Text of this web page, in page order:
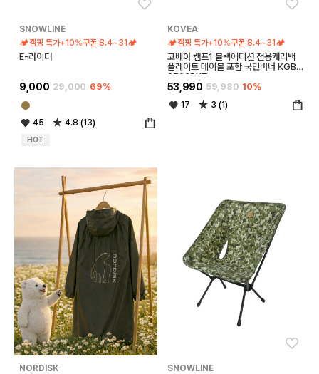
SNOWLINE
🏕️캠핑 특가+10%쿠폰 8.4~31🏕️
E-라이터
9,000 29,000 69%
45 4.8 (13)
HOT
KOVEA
🏕️캠핑 특가+10%쿠폰 8.4~31🏕️
코베아 캠프1 블랙에디션 전용캐리백
플레이트 테이블 포함 국민버너 KGB-
9703BKT
53,990 59,980 10%
17 3 (1)
좋아요
NORDISK
SNOWLINE